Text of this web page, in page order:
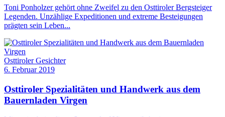
Toni Ponholzer gehört ohne Zweifel zu den Osttiroler Bergsteiger
Legenden. Unzählige Expeditionen und extreme Besteigungen
prägten sein Leben...
Osttiroler Gesichter
6. Februar 2019
Osttiroler Spezialitäten und Handwerk aus dem
Bauernladen Virgen